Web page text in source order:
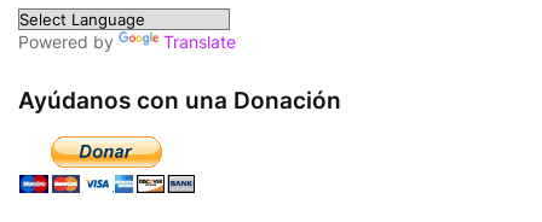
Powered by Translate
Ayúdanos con una Donación